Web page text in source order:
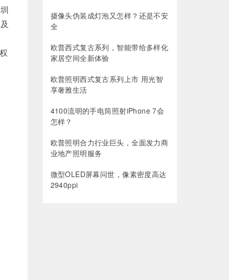
摄像头伪装成灯泡又怎样？还是不安
全
欧普西式复古系列，智能带给多样化
家居空间全新体验
欧普照明西式复古系列上市 用光智
享奢雅生活
4100流明的手电筒照射iPhone 7会
怎样？
欧普照明合力行业巨头，全面发力商
业地产照明服务
微型OLED屏幕问世，像素密度高达
2940ppi